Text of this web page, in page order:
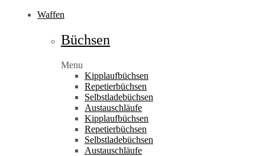
Waffen
Büchsen
Menu
Kipplaufbüchsen
Repetierbüchsen
Selbstladebüchsen
Austauschläufe
Kipplaufbüchsen
Repetierbüchsen
Selbstladebüchsen
Austauschläufe